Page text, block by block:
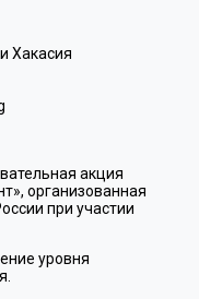
Хакасия
акция
организованная
при участии
уровня